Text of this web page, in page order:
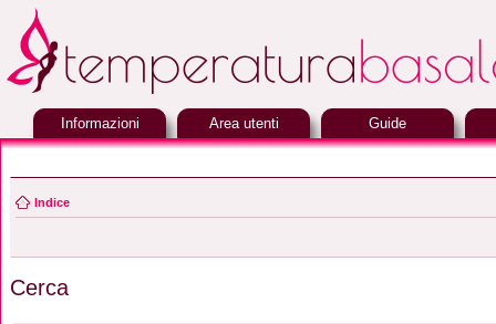
Informazioni Area utenti Guide
Indice
Cerca